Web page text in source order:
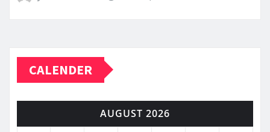
CALENDER
AUGUST 2026